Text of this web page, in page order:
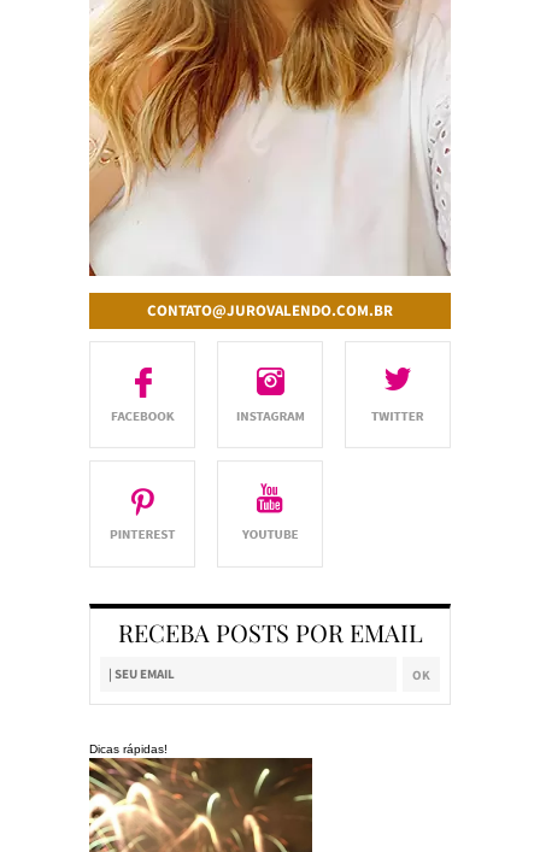
CONTATO@JUROVALENDO.COM.BR
RECEBA POSTS POR EMAIL
Dicas rápidas!